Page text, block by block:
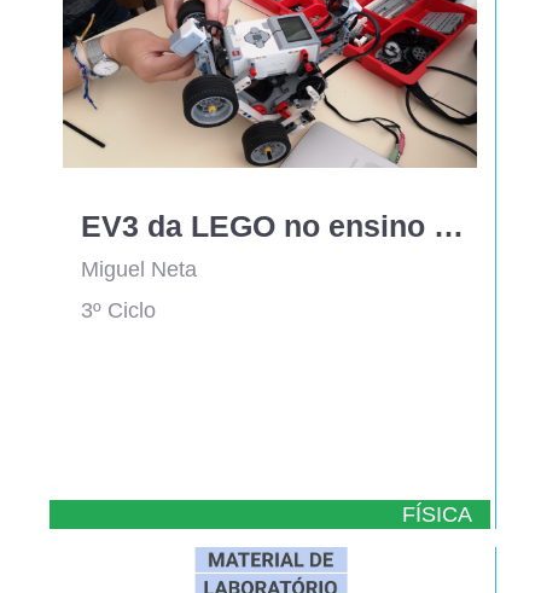
EV3 da LEGO no ensino da Física
Miguel Neta
3º Ciclo
FÍSICA